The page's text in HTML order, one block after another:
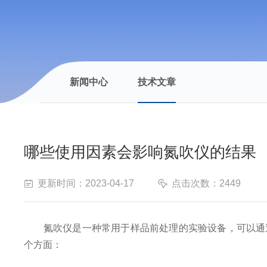
新闻中心 技术文章
哪些使用因素会影响氮吹仪的结果
更新时间：2023-04-17 点击次数：2449
氮吹仪是一种常用于样品前处理的实验设备，可以通
个方面：